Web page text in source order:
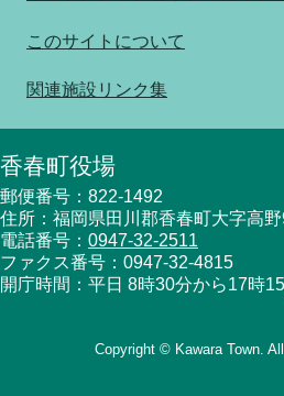
このサイトについて
関連施設リンク集
香春町役場
郵便番号：822-1492
住所：福岡県田川郡香春町大字高
電話番号： 0947-32-2511
ファクス番号：0947-32-4815
開庁時間：平日 8時30分から17時
Copyright © Kawara Town.